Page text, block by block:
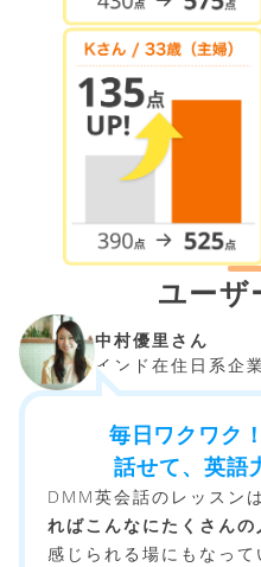
ユーザ
中村優里さん
インド在住日系企
毎日ワクワク
話せて、英語
DMM英会話のレッスンは
ればこんなにたくさんの
感じられる場にもなって